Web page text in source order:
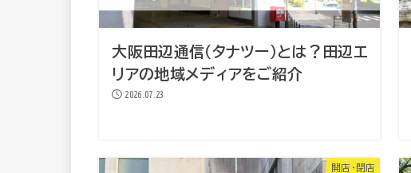
大阪田辺通信（タナツー）とは？田辺エ
リアの地域メディアをご紹介
2026.07.23
開店・閉店